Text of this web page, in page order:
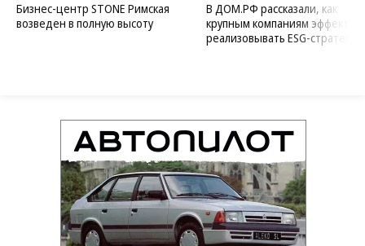
Бизнес-центр STONE Римская
возведен в полную высоту
В ДОМ.РФ рассказали, как
крупным компаниям
реализовывать ESG-стратегию